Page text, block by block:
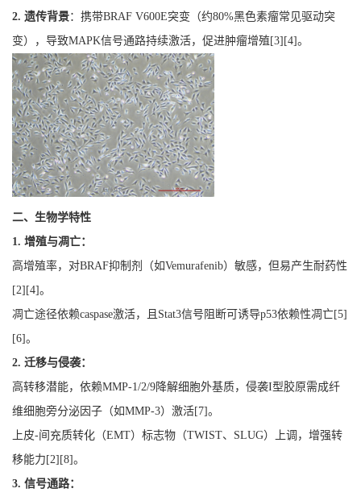
2. 遗传背景：携带BRAF V600E突变（约80%黑色素瘤常见驱动突
变），导致MAPK信号通路持续激活，促进肿瘤增殖 [3][4]。
二、生物学特性
1. 增殖与凋亡：
高增殖率，对BRAF抑制剂（如Vemurafenib）敏感，但易产生耐药性
[2][4]。
凋亡途径依赖caspase激活，且 Stat3信号阻断可诱导p53依赖性凋亡[5]
[6]。
2. 迁移与侵袭：
高转移潜能，依赖MMP-1/2/9降解细胞外基质，侵袭I型胶原需成纤
维细胞旁分泌因子（如MMP-3）激活[7]。
上皮-间充质转化（EMT）标志物（TWIST、 SLUG）上调，增强转
移能力 [2][8]。
3. 信号通路：